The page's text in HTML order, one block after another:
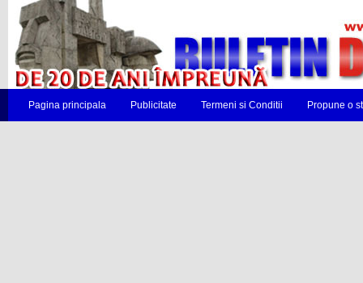
Pagina principala Publicitate Termeni si Conditii Propune o